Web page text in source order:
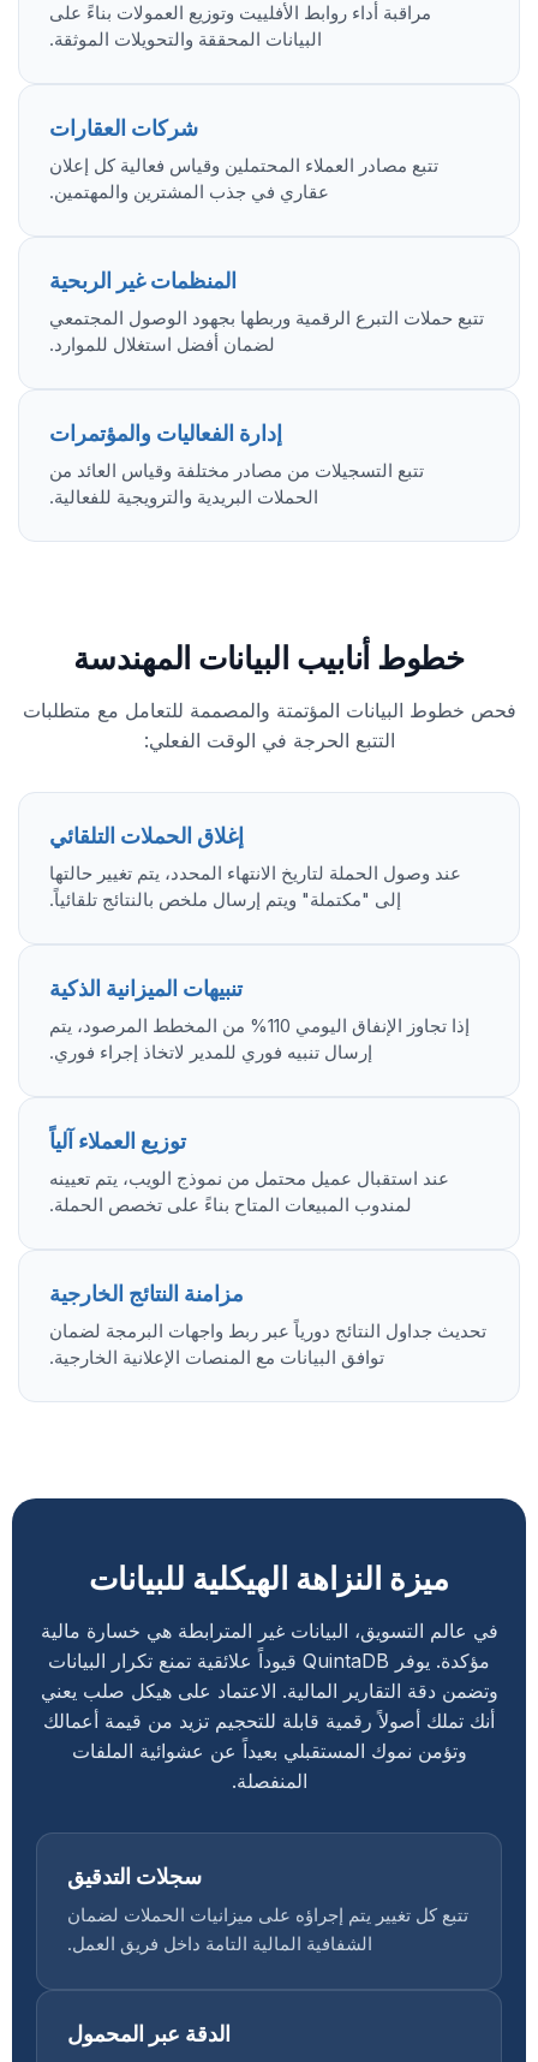
مراقبة أداء روابط الأفلييت وتوزيع العمولات بناءً على
البيانات المحققة والتحويلات الموثقة.
شركات العقارات
تتبع مصادر العملاء المحتملين وقياس فعالية كل إعلان
عقاري في جذب المشترين والمهتمين.
المنظمات غير الربحية
تتبع حملات التبرع الرقمية وربطها بجهود الوصول المجتمعي
لضمان أفضل استغلال للموارد.
إدارة الفعاليات والمؤتمرات
تتبع التسجيلات من مصادر مختلفة وقياس العائد من
الحملات البريدية والترويجية للفعالية.
خطوط أنابيب البيانات المهندسة
فحص خطوط البيانات المؤتمتة والمصممة للتعامل مع متطلبات
التتبع الحرجة في الوقت الفعلي:
إغلاق الحملات التلقائي
عند وصول الحملة لتاريخ الانتهاء المحدد، يتم تغيير حالتها
إلى "مكتملة" ويتم إرسال ملخص بالنتائج تلقائياً.
تنبيهات الميزانية الذكية
إذا تجاوز الإنفاق اليومي 110% من المخطط المرصود، يتم
إرسال تنبيه فوري للمدير لاتخاذ إجراء فوري.
توزيع العملاء آلياً
عند استقبال عميل محتمل من نموذج الويب، يتم تعيينه
لمندوب المبيعات المتاح بناءً على تخصص الحملة.
مزامنة النتائج الخارجية
تحديث جداول النتائج دورياً عبر ربط واجهات البرمجة لضمان
توافق البيانات مع المنصات الإعلانية الخارجية.
ميزة النزاهة الهيكلية للبيانات
في عالم التسويق، البيانات غير المترابطة هي خسارة مالية
مؤكدة. يوفر QuintaDB قيوداً علائقية تمنع تكرار البيانات
وتضمن دقة التقارير المالية. الاعتماد على هيكل صلب يعني
أنك تملك أصولاً رقمية قابلة للتحجيم تزيد من قيمة أعمالك
وتؤمن نموك المستقبلي بعيداً عن عشوائية الملفات
المنفصلة.
سجلات التدقيق
تتبع كل تغيير يتم إجراؤه على ميزانيات الحملات لضمان
الشفافية المالية التامة داخل فريق العمل.
الدقة عبر المحمول